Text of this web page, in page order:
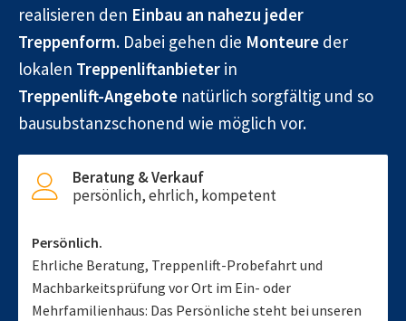
realisieren den Einbau an nahezu jeder
Treppenform. Dabei gehen die Monteure der
lokalen Treppenliftanbieter in
Treppenlift-Angebote natürlich sorgfältig und so
bausubstanzschonend wie möglich vor.
Beratung & Verkauf
persönlich, ehrlich, kompetent
Persönlich.
Ehrliche Beratung, Treppenlift-Probefahrt und
Machbarkeitsprüfung vor Ort im Ein- oder
Mehrfamilienhaus: Das Persönliche steht bei unseren